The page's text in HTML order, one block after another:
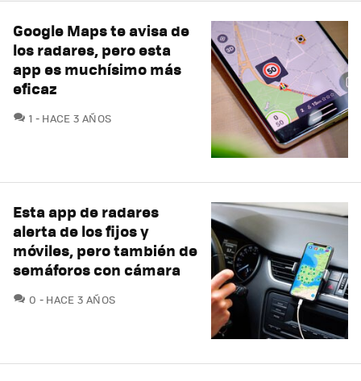
Google Maps te avisa de
los radares, pero esta
app es muchísimo más
eficaz
1 COMENTARIOS
HACE 3 AÑOS
Esta app de radares
alerta de los fijos y
móviles, pero también de
semáforos con cámara
0 COMENTARIOS
HACE 3 AÑOS